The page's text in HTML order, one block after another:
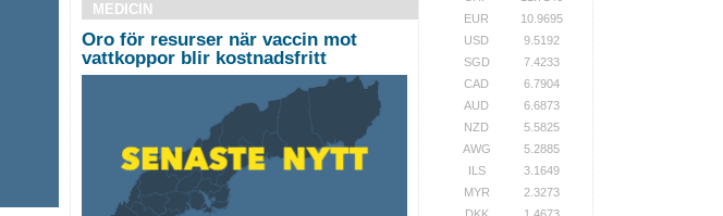
MEDICIN
Oro för resurser när vaccin mot
vattkoppor blir kostnadsfritt
EUR
10.9695
USD
9.5192
SGD
7.4233
CAD
6.7904
AUD
6.6873
NZD
5.5825
AWG
5.2885
ILS
3.1649
MYR
2.3273